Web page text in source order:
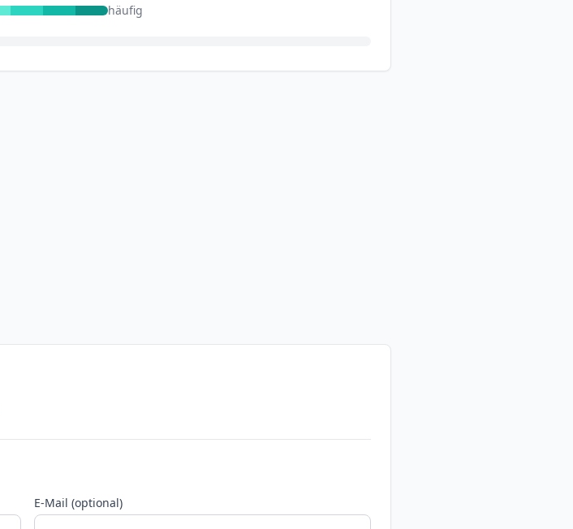
häufig
E-Mail (optional)